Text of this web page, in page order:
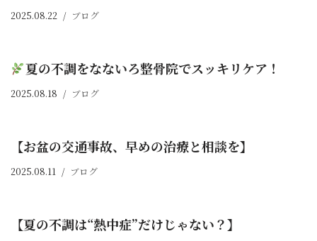
2025.08.22 ブログ
夏の不調をなないろ整骨院でスッキリケア！
2025.08.18 ブログ
【お盆の交通事故、早めの治療と相談を】
2025.08.11 ブログ
【夏の不調は“熱中症”だけじゃない？】